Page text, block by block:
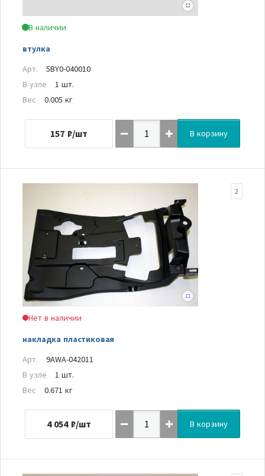
В наличии
втулка
Арт.
5BY0-040010
В узле
1 шт.
Вес
0.005 кг
157 ₽/шт В корзину
Нет в наличии
накладка пластиковая
2
Арт.
9AWA-042011
В узле
1 шт.
Вес
0.671 кг
4 054 ₽/шт В корзину